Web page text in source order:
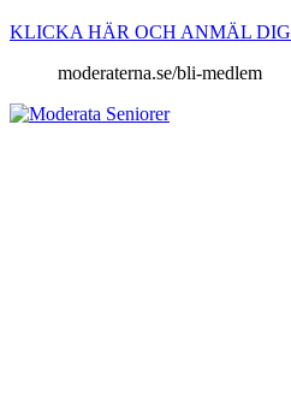
KLICKA HÄR OCH ANMÄL DIG
moderaterna.se/bli-medlem